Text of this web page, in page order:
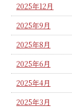
2025年12月
2025年9月
2025年8月
2025年6月
2025年4月
2025年3月